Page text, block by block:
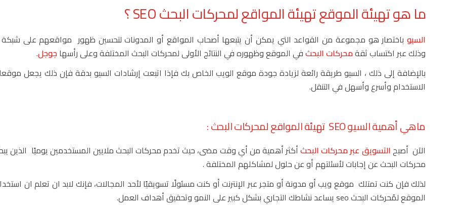
ما هو تهيئة الموقع تهيئة المواقع لمحركات البحث SEO ؟
السيو باختصار هو مجموعة من القواعد التي يمكن أن يتبعها أصحاب المواقع أو المدونات لتحسين ظهور مواقعهم على شبكة
وذلك عبر اكتساب ثقةمحركات البحثفي الموقع وظهوره في النتائج الأولى لمحركات البحث المختلفة وعلى رأسهاجوجل.
بالإضافة إلى ذلك ، السيو طريقة رائعة لزيادة جودة موقع الويب الخاص بك فإذا اتبعت إرشادات السيو بدقة فإن ذلك يجعل
الاستخدام وأسرع وأسهل في التنقل.
ماهي أهمية السيو SEO تهيئة المواقع لمحركات البحث :
الآن أصبحالتسويق عبر محركات البحثأكثر أهمية من أي وقت مضى، حيث تخدم محركات البحث ملايين المستخدمين يوميًا الذين
محركات البحث عن إجابات لأسئلتهم أو عن حلول لمشاكلهم المختلفة .
لذلك فإن كنت تمتلك موقع ويب أو مدونة أو متجر عبر الإنترنت أو كنت مسئولًا تسويقيًا لأحد المجالات، فإنك لابد ان تعلم ان
الموقع لمُحركات البحث seo يساعد نشاطك التجاري بشكل كبير على النمو وتحقيق أهداف العمل.